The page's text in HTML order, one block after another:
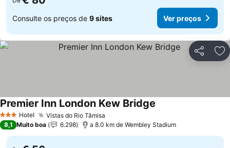
Consulte os preços de 9 sites Ver preços
Partilhar
3 EstrelasHotel Vistas do Rio Tâmisa
Premier Inn London Kew Bridge
8,1 Muito boa 6.298 a 8.0 km de Wembley Stadium